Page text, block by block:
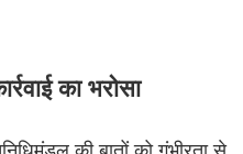
का भरोसा